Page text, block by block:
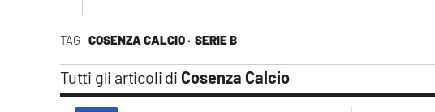
TAG COSENZA CALCIO · SERIE B
Tutti gli articoli di Cosenza Calcio